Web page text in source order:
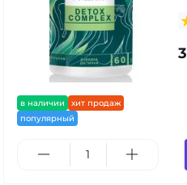
в наличии
хит продаж
популярный